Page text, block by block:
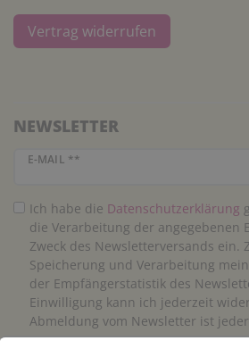
Vertrag widerrufen
NEWSLETTER
E-MAIL **
Newsletter Honig
Ich habe die Daten­schutz­erklärung
die Verarbeitung der angegebenen
Zweck des Newsletterversands ein.
Speicherung und Verarbeitung
der Empfängerstatistik des
Einwilligung kann ich jederzeit
Abmeldung vom Newsletter ist